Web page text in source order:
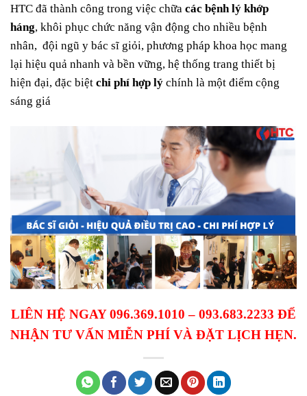
HTC đã thành công trong việc chữa các bệnh lý khớp
háng, khôi phục chức năng vận động cho nhiều bệnh
nhân, đội ngũ y bác sĩ giỏi, phương pháp khoa học mang
lại hiệu quả nhanh và bền vững, hệ thống trang thiết bị
hiện đại, đặc biệt chi phí hợp lý chính là một điểm cộng
sáng giá
LIÊN HỆ NGAY 096.369.1010 – 093.683.2233 ĐỂ
NHẬN TƯ VẤN MIỄN PHÍ VÀ ĐẶT LỊCH HẸN.